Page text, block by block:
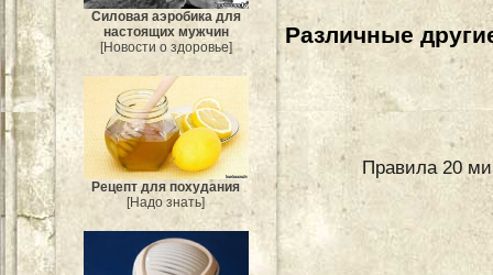
Силовая аэробика для
настоящих мужчин
[Новости о здоровье]
Рецепт для похудания
[Надо знать]
Различные
Правила 20